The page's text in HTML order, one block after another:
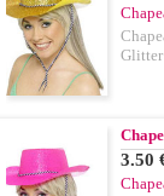
3.50